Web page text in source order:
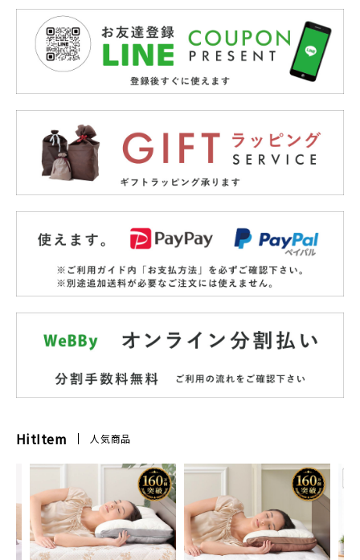
HitItem 人気商品